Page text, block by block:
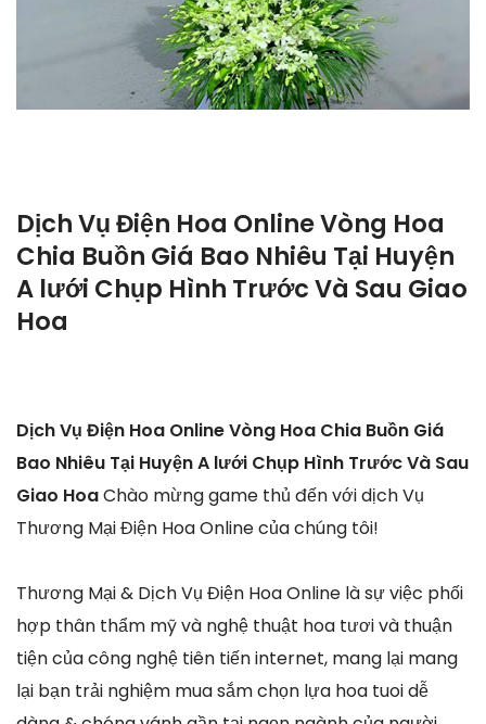
Dịch Vụ Điện Hoa Online Vòng Hoa
Chia Buồn Giá Bao Nhiêu Tại Huyện
A lưới Chụp Hình Trước Và Sau Giao
Hoa
Dịch Vụ Điện Hoa Online Vòng Hoa Chia Buồn Giá
Bao Nhiêu Tại Huyện A lưới Chụp Hình Trước Và Sau
Giao HoaChào mừng game thủ đến với dịch Vụ
Thương Mại Điện Hoa Online của chúng tôi!
Thương Mại & Dịch Vụ Điện Hoa Online là sự việc phối
hợp thân thẩm mỹ và nghệ thuật hoa tươi và thuận
tiện của công nghệ tiên tiến internet, mang lại mang
lại bạn trải nghiệm mua sắm chọn lựa hoa tuoi dễ